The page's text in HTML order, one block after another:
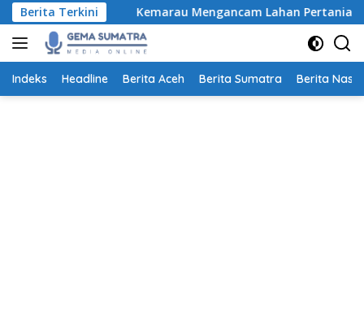
Langsung
ke
konten
Berita Terkini
Kemarau Mengancam Lahan Pertanian, Petani Aceh
Indeks Headline Berita Aceh Berita Sumatra Berita